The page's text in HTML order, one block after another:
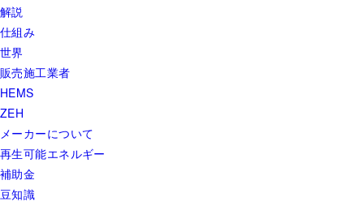
解説
仕組み
世界
販売施工業者
HEMS
ZEH
メーカーについて
再生可能エネルギー
補助金
豆知識